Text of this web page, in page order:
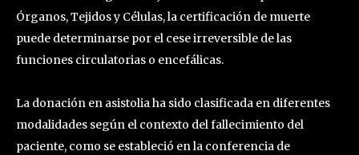
Órganos, Tejidos y Células, la certificación de muerte
puede determinarse por el cese irreversible de las
funciones circulatorias o encefálicas.
La donación en asistolia ha sido clasificada en diferentes
modalidades según el contexto del fallecimiento del
paciente, como se estableció en la conferencia de